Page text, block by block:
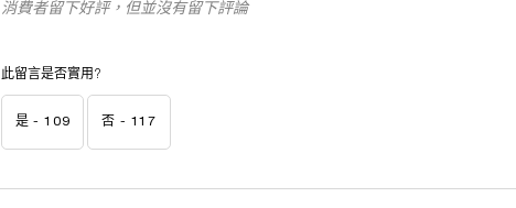
消費者留下好評，但並沒有留下評論
此留言是否實用?
是 -109 否 - 117